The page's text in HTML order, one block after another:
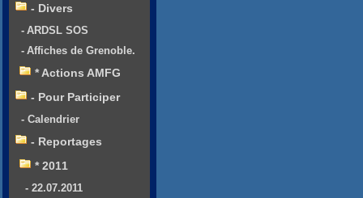
- Divers
- ARDSL SOS
- Affiches de Grenoble.
* Actions AMFG
- Pour Participer
- Calendrier
- Reportages
* 2011
- 22.07.2011